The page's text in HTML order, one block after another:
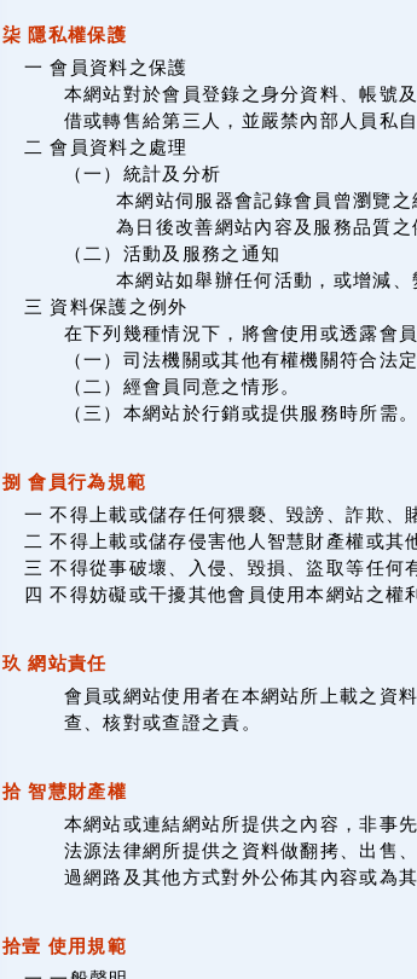
柒 隱私權保護
一 會員資料之保護
本網站對於會員登錄之身分資料、帳號
借或轉售給第三人，並嚴禁內部人員私
二 會員資料之處理
（一）統計及分析
本網站伺服器會記錄會員曾瀏覽
為日後改善網站內容及服務品質之
（二）活動及服務之通知
本網站如舉辦任何活動，或增減
三 資料保護之例外
在下列幾種情況下，將會使用或透露會員
（一）司法機關或其他有權機關符合法
（二）經會員同意之情形。
（三）本網站於行銷或提供服務時所需。
捌 會員行為規範
一 不得上載或儲存任何猥褻、毀謗、詐欺、
二 不得上載或儲存侵害他人智慧財產權或其
三 不得從事破壞、入侵、毀損、盜取等任何
四 不得妨礙或干擾其他會員使用本網站之權
玖 網站責任
會員或網站使用者在本網站所上載之資
查、核對或查證之責。
拾 智慧財產權
本網站或連結網站所提供之內容，非事
法源法律網所提供之資料做翻拷、出售
過網路及其他方式對外公佈其內容或為
拾壹 使用規範